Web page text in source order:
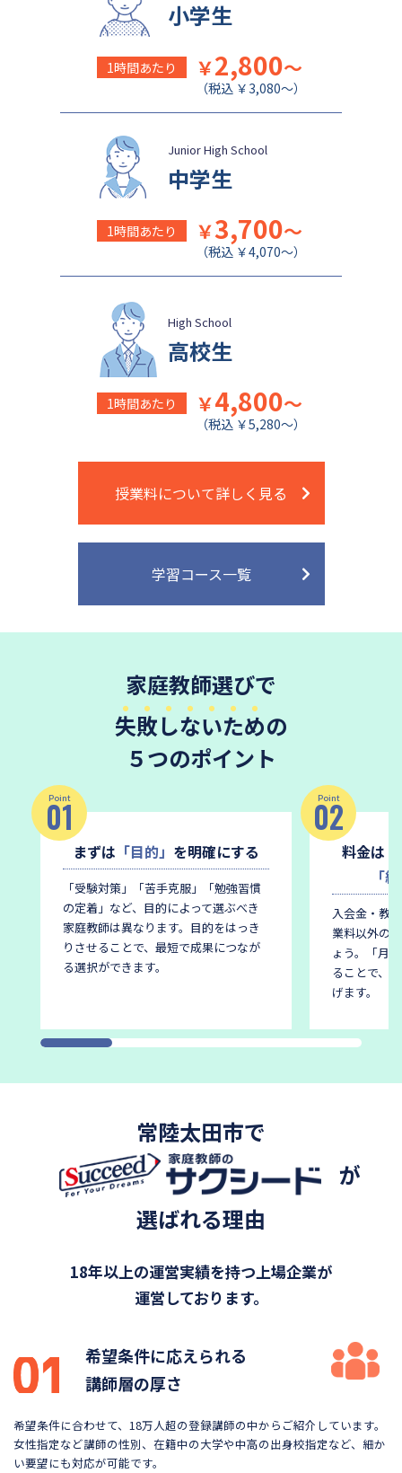
日本女子大学附属中学校 公文国際学園中等部
小学生
1時間あたり ￥2,800～
（税込 ￥3,080～）
Junior High School
中学生
1時間あたり ￥3,700～
（税込 ￥4,070～）
High School
高校生
1時間あたり ￥4,800～
（税込 ￥5,280～）
授業料について詳しく見る
学習コース一覧
家庭教師選びで
失敗しないための
５つのポイント
Point
01
まずは 「目的」 を明確にする
「受験対策」「苦手克服」「勉強習慣
の定着」など、目的によって選ぶべき
家庭教師は異なります。 目的をはっき
りさせることで、最短で成果につなが
る選択ができます。
Point
02
料金は
「
入会金・教
業料以外の
ょう。
「月
ることで、
げます。
常陸太田市で
が
選ばれる理由
18年以上の運営実績を持つ上場企業が
運営しております。
希望条件に応えられる
講師層の厚さ
希望条件に合わせて、18万人超の登録講師の中から ご紹介しています。
女性指定など講師の性別、在籍中の大学や中高の出身校指定など、細か
い要望にも対応が可能です。